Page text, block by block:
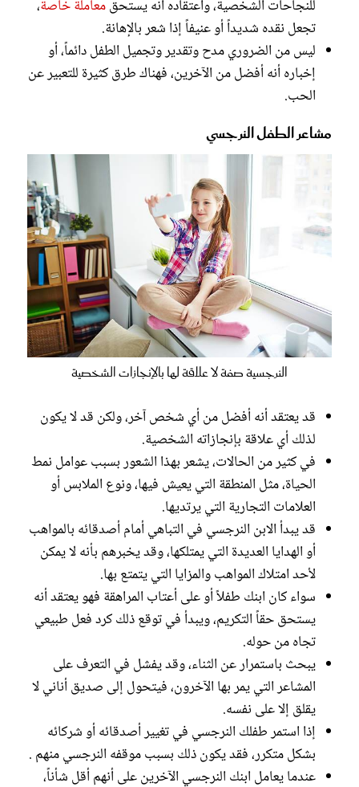
للنجاحات الشخصية، واعتقاده أنه يستحقمعاملة خاصة،
تجعل نقده شديداً أو عنيفاً إذا شعر بالإهانة.
ليس من الضروري مدح وتقدير وتجميل الطفل دائماً، أو
إخباره أنه أفضل من الآخرين، فهناك طرق كثيرة للتعبير عن
الحب.
مشاعر الطفل النرجسي
النرجسية صفة لا علاقة لها بالإنجازات الشخصية
قد يعتقد أنه أفضل من أي شخص آخر، ولكن قد لا يكون
لذلك أي علاقة بإنجازاته الشخصية.
في كثير من الحالات، يشعر بهذا الشعور بسبب عوامل نمط
الحياة، مثل المنطقة التي يعيش فيها، ونوع الملابس أو
العلامات التجارية التي يرتديها.
قد يبدأ الابن النرجسي في التباهي أمام أصدقائه بالمواهب
أو الهدايا العديدة التي يمتلكها، وقد يخبرهم بأنه لا يمكن
لأحد امتلاك المواهب والمزايا التي يتمتع بها.
سواء كان ابنك طفلاً أو على أعتاب المراهقة فهو يعتقد أنه
يستحق حقاً التكريم، ويبدأ في توقع ذلك كرد فعل طبيعي
تجاه من حوله.
يبحث باستمرار عن الثناء، وقد يفشل في التعرف على
المشاعر التي يمر بها الآخرون، فيتحول إلى صديق أناني لا
يقلق إلا على نفسه.
إذا استمر طفلك النرجسي في تغيير أصدقائه أو شركائه
بشكل متكرر، فقد يكون ذلك بسبب موقفه النرجسي منهم .
عندما يعامل ابنك النرجسي الآخرين على أنهم أقل شأناً،